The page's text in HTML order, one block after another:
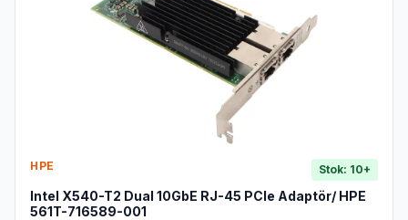
HPE Stok: 10+
Intel X540-T2 Dual 10GbE RJ-45 PCIe Adaptör/ HPE
561T-716589-001